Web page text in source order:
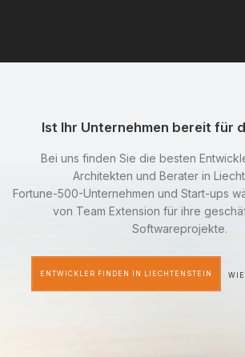
Ist Ihr Unternehmen bereit für
Bei uns finden Sie die besten
Architekten und Berater in
Fortune-500-Unternehmen und Start-ups
von Team Extension für ihre
Softwareprojekte.
ENTWICKLER FINDEN IN LIECHTENSTEIN